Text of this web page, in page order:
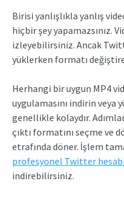
Birisi yanlışlıkla yanlış
hiçbir şey yapamazsınız.
izleyebilirsiniz. Ancak
yüklerken formatı
Herhangi bir uygun MP4
uygulamasını indirin veya
genellikle kolaydır.
çıktı formatını seçme
etrafında döner. İşlem
profesyonel Twitter
indirebilirsiniz.